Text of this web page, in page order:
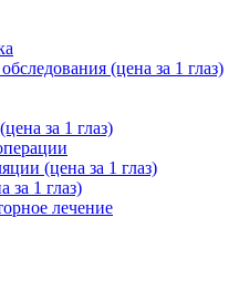
(цена за 1 глаз)
за 1 глаз)
(цена за 1 глаз)
за 1 глаз)
лечение